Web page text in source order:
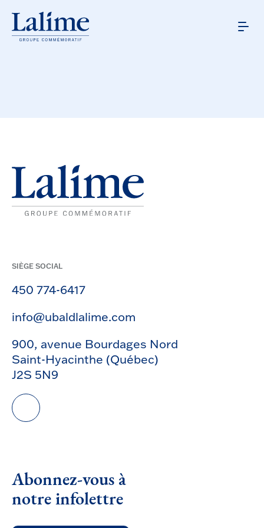
SIÈGE SOCIAL
450 774-6417
info@ubaldlalime.com
900, avenue Bourdages Nord
Saint-Hyacinthe (Québec)
J2S 5N9
Abonnez-vous à
notre infolettre